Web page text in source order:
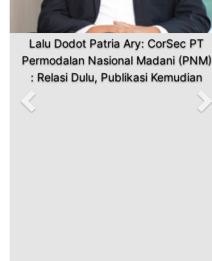
Lalu Dodot Patria Ary: CorSec PT
Permodalan Nasional Madani (PNM)
: Relasi Dulu, Publikasi Kemudian